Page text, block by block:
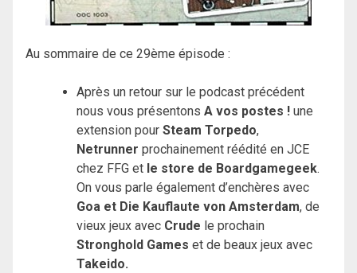
Au sommaire de ce 29ème épisode :
Après un retour sur le podcast précédent
nous vous présentons A vos postes ! une
extension pour Steam Torpedo,
Netrunner prochainement réédité en JCE
chez FFG et le store de Boardgamegeek.
On vous parle également d’enchères avec
Goa et Die Kauflaute von Amsterdam, de
vieux jeux avec Crude le prochain
Stronghold Games et de beaux jeux avec
Takeido.